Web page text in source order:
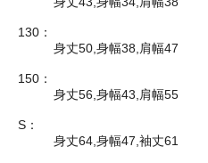
130：
身丈50,身幅38,肩幅47
150：
身丈56,身幅43,肩幅55
S：
身丈64,身幅47,袖丈61